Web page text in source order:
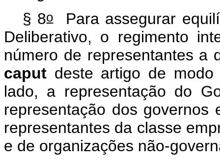
§ 8oPara assegurar
Deliberativo, o regimento
número de representantes a
caput deste artigo de
lado, a representação do
representação dos governos
representantes da classe
e de organizações não-